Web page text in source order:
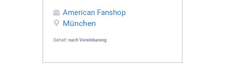
American Fanshop
München
Gehalt: nach Vereinbarung